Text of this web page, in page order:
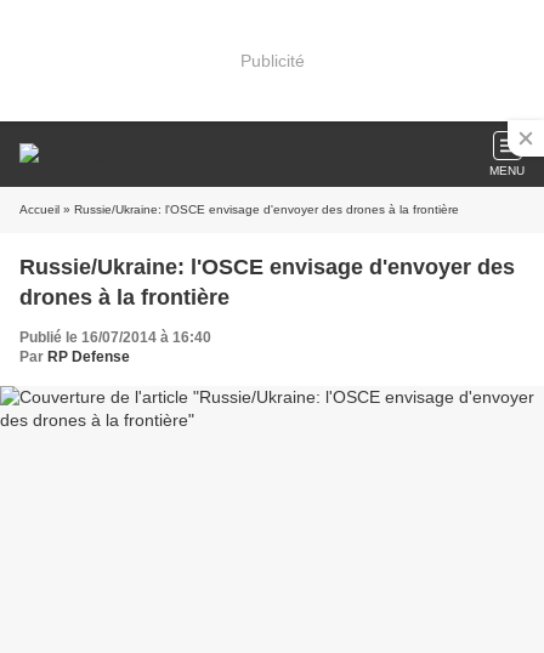
Publicité
MENU
Accueil » Russie/Ukraine: l'OSCE envisage d'envoyer des drones à la frontière
Russie/Ukraine: l'OSCE envisage d'envoyer des
drones à la frontière
Publié le 16/07/2014 à 16:40
Par RP Defense